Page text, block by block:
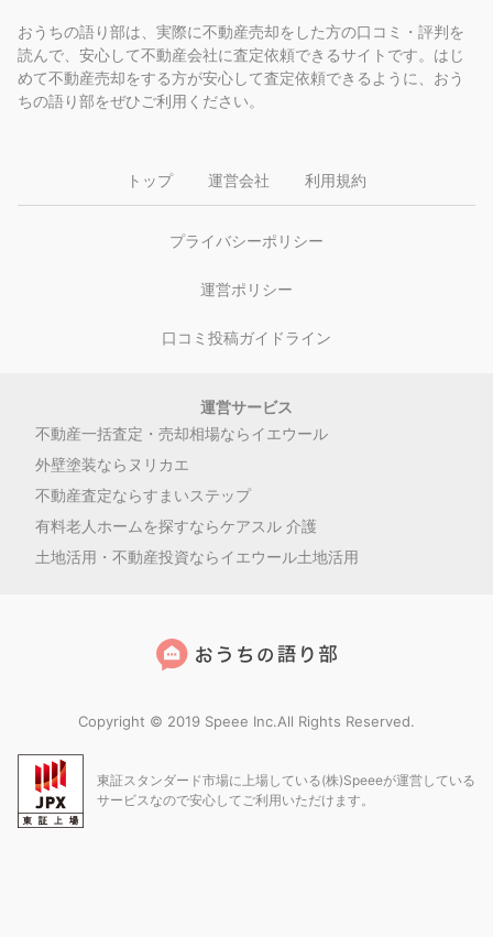
おうちの語り部は、実際に不動産売却をした方の口コミ・評判を
読んで、安心して不動産会社に査定依頼できるサイトです。はじ
めて不動産売却をする方が安心して査定依頼できるように、おう
ちの語り部をぜひご利用ください。
トップ 運営会社 利用規約
プライバシーポリシー
運営ポリシー
口コミ投稿ガイドライン
運営サービス
不動産一括査定・売却相場ならイエウール
外壁塗装ならヌリカエ
不動産査定ならすまいステップ
有料老人ホームを探すならケアスル 介護
土地活用・不動産投資ならイエウール土地活用
Copyright © 2019 Speee Inc.All Rights Reserved.
東証スタンダード市場に上場している(株)Speeeが運営している
サービスなので安心してご利用いただけます。